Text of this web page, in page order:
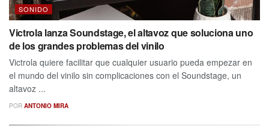
SONIDO
Victrola lanza Soundstage, el altavoz que soluciona uno
de los grandes problemas del vinilo
Victrola quiere facilitar que cualquier usuario pueda empezar en
el mundo del vinilo sin complicaciones con el Soundstage, un
altavoz ...
POR ANTONIO MIRA